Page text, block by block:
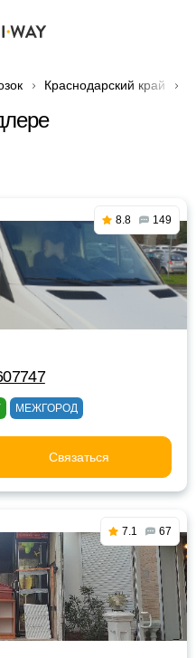
Краснодарский край
8.8 149
МЕЖГОРОД
Связаться
7.1 67